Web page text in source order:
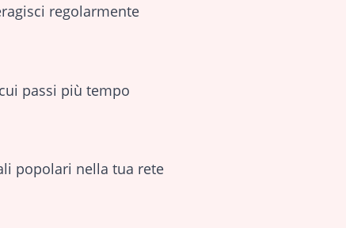
regolarmente
passi più tempo
popolari nella tua rete